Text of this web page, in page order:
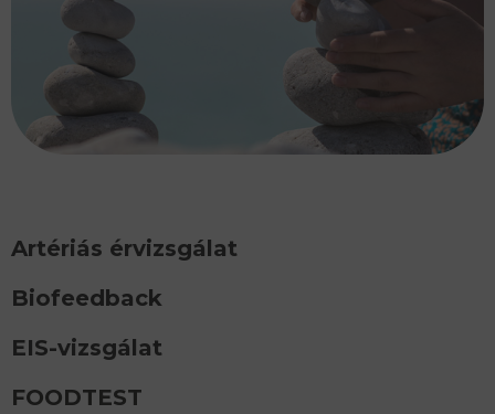
Artériás érvizsgálat
Biofeedback
EIS-vizsgálat
FOODTEST